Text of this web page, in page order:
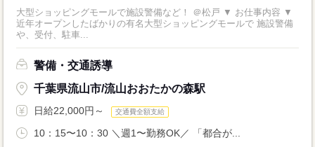
大型ショッピングモールで施設警備など！ ＠松戸 ▼ お仕事内容 ▼
近年オープンしたばかりの有名大型ショッピングモールで 施設警備
や、受付、駐車...
警備・交通誘導
千葉県流山市/流山おおたかの森駅
日給22,000円～ 交通費全額支給
10：15〜10：30 ＼週1〜勤務OK／ 「都合が...